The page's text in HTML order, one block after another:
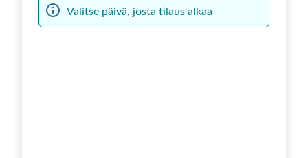
Valitse päivä, josta tilaus alkaa